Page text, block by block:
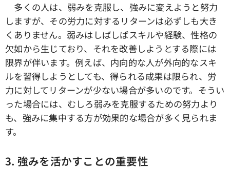
多くの人は、弱みを克服し、強みに変えようと努力
しますが、その労力に対するリターンは必ずしも大き
くありません。弱みはしばしばスキルや経験、性格の
欠如から生じており、それを改善しようとする際には
限界が伴います。例えば、内向的な人が外向的なスキ
ルを習得しようとしても、得られる成果は限られ、労
力に対してリターンが少ない場合が多いのです。そうい
った場合には、むしろ弱みを克服するための努力より
も、強みに集中する方が効果的な場合が多く見られま
す。
3. 強みを活かすことの重要性